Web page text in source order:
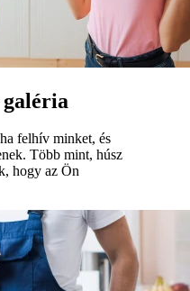
galéria
felhív minket, és
Több mint, húsz
hogy az Ön